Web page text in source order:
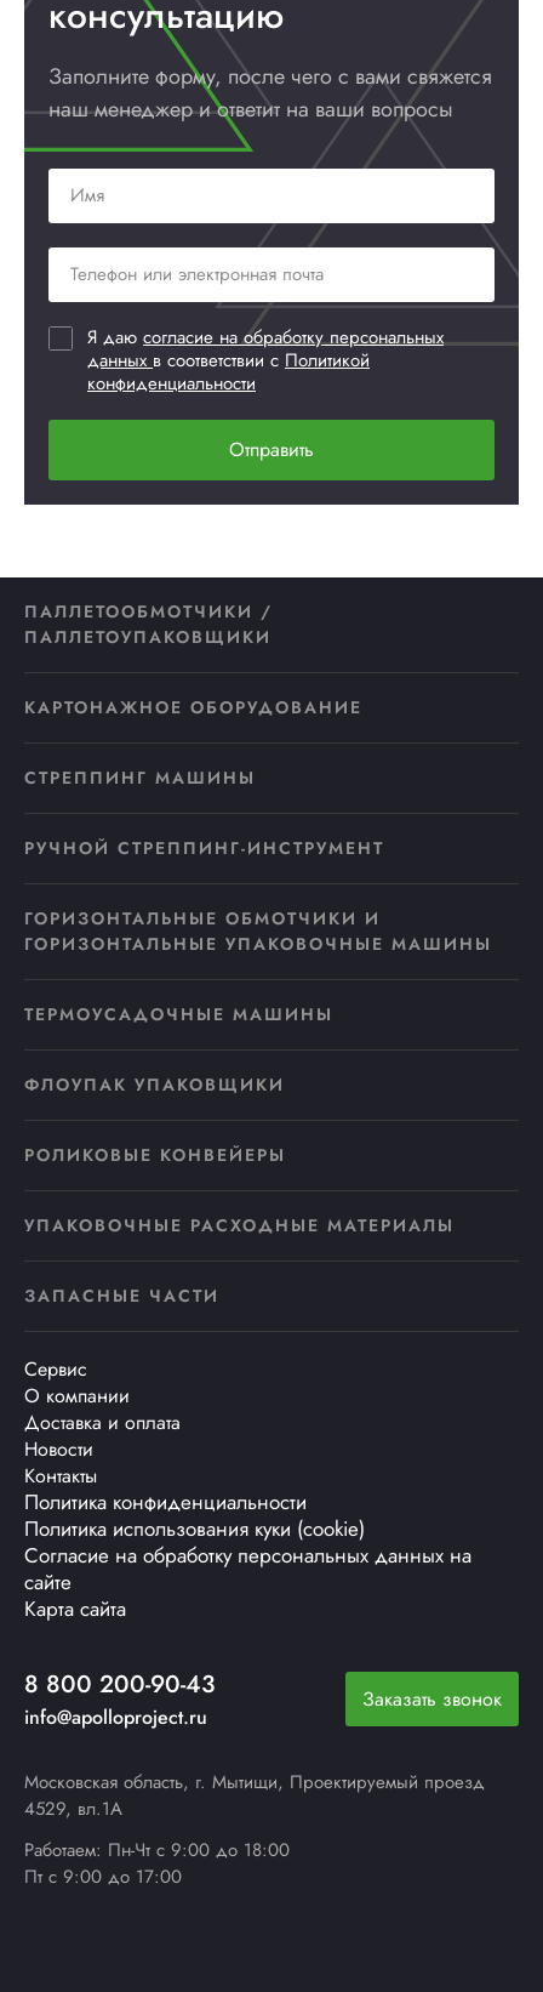
консультацию
Заполните форму, после чего с вами свяжется
наш менеджер и ответит на ваши вопросы
Я даю согласие на обработку персональных
данных в соответствии с Политикой
конфиденциальности
Отправить
ПАЛЛЕТООБМОТЧИКИ /
ПАЛЛЕТОУПАКОВЩИКИ
КАРТОНАЖНОЕ ОБОРУДОВАНИЕ
СТРЕППИНГ МАШИНЫ
РУЧНОЙ СТРЕППИНГ-ИНСТРУМЕНТ
ГОРИЗОНТАЛЬНЫЕ ОБМОТЧИКИ И
ГОРИЗОНТАЛЬНЫЕ УПАКОВОЧНЫЕ МАШИНЫ
ТЕРМОУСАДОЧНЫЕ МАШИНЫ
ФЛОУПАК УПАКОВЩИКИ
РОЛИКОВЫЕ КОНВЕЙЕРЫ
УПАКОВОЧНЫЕ РАСХОДНЫЕ МАТЕРИАЛЫ
ЗАПАСНЫЕ ЧАСТИ
Сервис
О компании
Доставка и оплата
Новости
Контакты
Политика конфиденциальности
Политика использования куки (cookie)
Согласие на обработку персональных данных на
сайте
Карта сайта
8 800 200-90-43
info@apolloproject.ru
Заказать звонок
Московская область, г. Мытищи, Проектируемый проезд
4529, вл.1А
Работаем: Пн-Чт с 9:00 до 18:00
Пт с 9:00 до 17:00